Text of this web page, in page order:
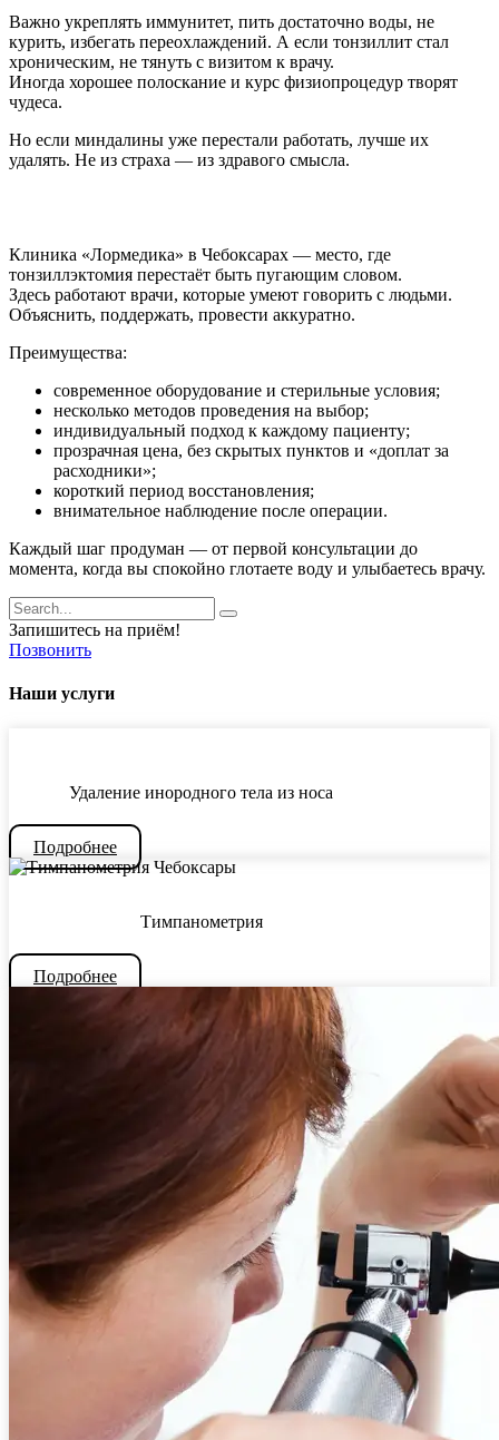
Важно укреплять иммунитет, пить достаточно воды, не
курить, избегать переохлаждений. А если тонзиллит стал
хроническим, не тянуть с визитом к врачу.
Иногда хорошее полоскание и курс физиопроцедур творят
чудеса.
Но если миндалины уже перестали работать, лучше их
удалять. Не из страха — из здравого смысла.
Клиника «Лормедика» в Чебоксарах — место, где
тонзиллэктомия перестаёт быть пугающим словом.
Здесь работают врачи, которые умеют говорить с людьми.
Объяснить, поддержать, провести аккуратно.
Преимущества:
современное оборудование и стерильные условия;
несколько методов проведения на выбор;
индивидуальный подход к каждому пациенту;
прозрачная цена, без скрытых пунктов и «доплат за
расходники»;
короткий период восстановления;
внимательное наблюдение после операции.
Каждый шаг продуман — от первой консультации до
момента, когда вы спокойно глотаете воду и улыбаетесь врачу.
Запишитесь на приём!
Позвонить
Наши услуги
Удаление инородного тела из носа
Подробнее
Тимпанометрия
Подробнее